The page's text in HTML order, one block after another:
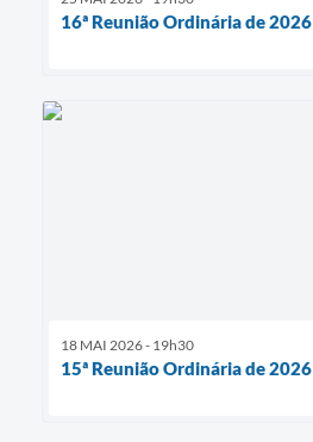
16ª Reunião Ordinária de 2026
18 MAI 2026 - 19h30
15ª Reunião Ordinária de 2026